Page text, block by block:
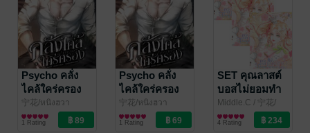
Psycho คลั่ง
ไคล้ใคร่ครอง
(เล่ม 2)
宁花/หนิงฮวา
นิยายวาย Boy
Love / Yaoi
1 Rating
Psycho คลั่ง
ไคล้ใคร่ครอง
(เล่ม 1)
宁花/หนิงฮวา
นิยายวาย Boy
Love / Yaoi
1 Rating
SET คุณลาสต์
บอสไม่ยอมทำ
ตามบท (80s)
Middle.C / 宁花/
หนิงฮวา
นิยายรักจีนโบราณ
4 Rating